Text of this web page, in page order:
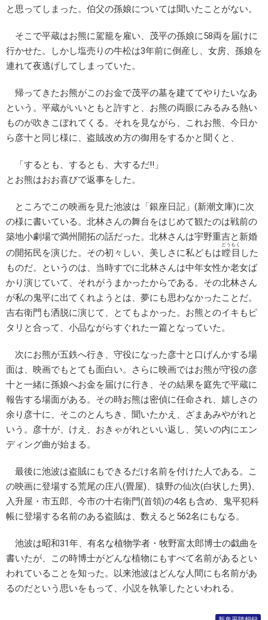
と思ってしまった。伯父の孫娘については聞いたことがない。
そこで平蔵はお熊に駕籠を雇い、茂平の孫娘に58両を届けに
行かせた。しかし塩売りの牛松は3年前に倒産し、女房、孫娘を
連れて夜逃げしてしまっていた。
帰ってきたお熊がこのお金で茂平の墓を建ててやりたいなあ
という。平蔵がいいともと許すと、お熊の両眼にみるみる熱い
ものが吹きこぼれてくる。それを見ながら、これお熊、今日か
ら彦十と同じ様に、盗賊改め方の御用をするかと聞くと、
「するとも、するとも、大するだ!!」
とお熊はおお喜びで返事をした。
ところでこの映画を見た池波は「銀座日記」(新潮文庫)に次
の様に書いている。北林さんの舞台をはじめて観たのは戦前の
築地小劇場で満州開拓の話だった。北林さんは宇野重吉と新婚
の開拓民を演じた。その初々しい、美しさに私どもは瞠目
どうもく
した
ものだ。というのは、当時すでに北林さんは中年女性か老女ば
かり演じていて、それがうまかったからである。その北林さん
が私の鬼平に出てくれようとは、夢にも思わなかったことだ。
吉右衛門も洒脱に演じて、とてもよかった。お熊とのイキもピ
タリと合って、小品ながらすぐれた一篇となっていた。
次にお熊が五鉄へ行き、守役になった彦十と口げんかする場
面は、映画でもとても面白い。さらに映画ではお熊が守役の彦
十と一緒に孫娘へお金を届けに行き、その結果を庭先で平蔵に
報告する場面がある。その時お熊は密偵に任命され、嬉しさの
余り彦十に、そこのとんちき、聞いたかえ、ざまあみやがれと
いう。彦十が、けえ、おきゃがれといい返し、笑いの内にエン
ディング曲が始まる。
最後に池波は盗賊にもできるだけ名前を付けた人である。こ
の映画に登場する荒尾の庄八(畳屋)、猿野の仙次(白状した男)、
入升屋・市五郎、今市の十右衛門(首領)の4名も含め、鬼平犯科
帳に登場する名前のある盗賊は、数えると562名にもなる。
池波は昭和31年、有名な植物学者・牧野富太郎博士の戯曲を
書いたが、この時博士がどんな植物にもすべて名前があるとい
われていることを知った。以来池波はどんな人間にも名前があ
るのだという思いをもって、小説を執筆したといわれる。